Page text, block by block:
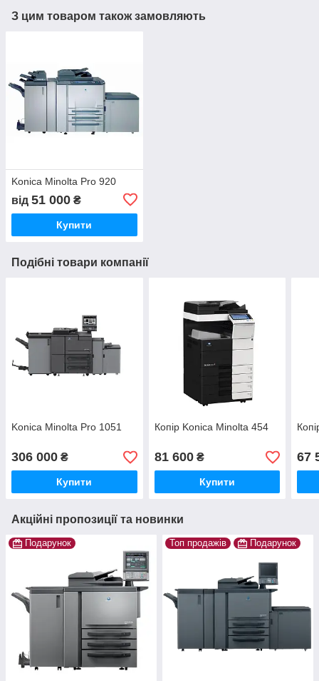
З цим товаром також замовляють
Konica Minolta Pro 920
від 51 000 ₴
Купити
Подібні товари компанії
Konica Minolta Pro 1051
306 000 ₴
Купити
Копір Konica Minolta 454
81 600₴
Купити
67
Акційні пропозиції та новинки
Подарунок Топ продажів Подарунок